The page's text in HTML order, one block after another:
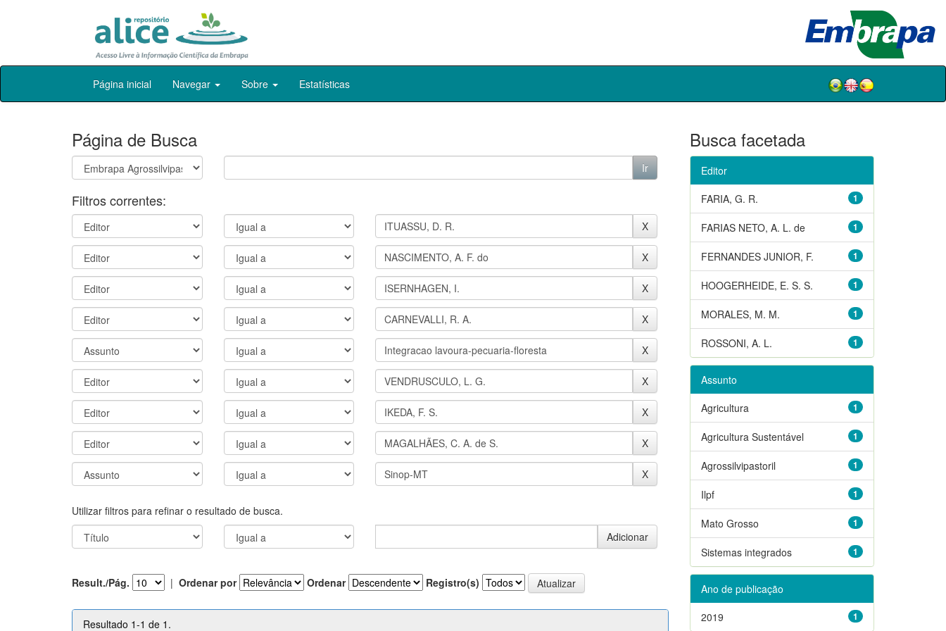
Skip
Página inicial Navegar Sobre Estatísticas
Página de Busca
Filtros correntes:
Utilizar filtros para refinar o resultado de busca.
Result./Pág. | Ordenar por Ordenar Registro(s)
Resultado 1-1 de 1.
Busca facetada
Editor
1
FARIA, G. R.
1
FARIAS NETO, A. L. de
1
FERNANDES JUNIOR, F.
1
HOOGERHEIDE, E. S. S.
1
MORALES, M. M.
1
ROSSONI, A. L.
Assunto
1
Agricultura
1
Agricultura Sustentável
1
Agrossilvipastoril
1
Ilpf
1
Mato Grosso
1
Sistemas integrados
Ano de publicação
1
2019